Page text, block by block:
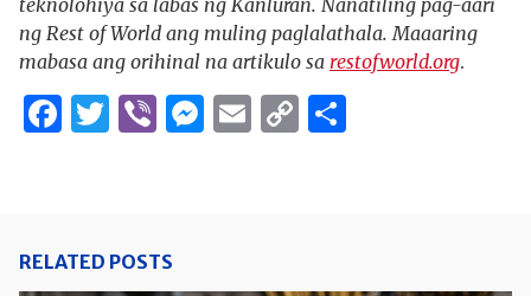
teknolohiya sa labas ng Kanluran. Nanatiling pag-aari
ng Rest of World ang muling paglalathala. Maaaring
mabasa ang orihinal na artikulo sa restofworld.org.
Facebook
Twitter
ViberMessenger
Email
Copy
RELATED POSTS